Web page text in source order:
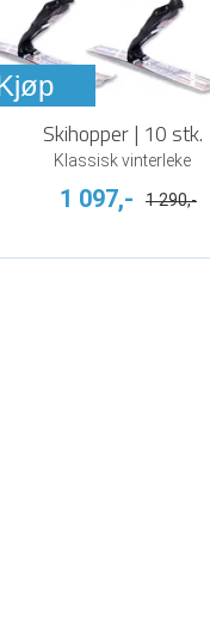
Skihopper | 10 stk.
Klassisk vinterleke
1 097,- 1 290,-